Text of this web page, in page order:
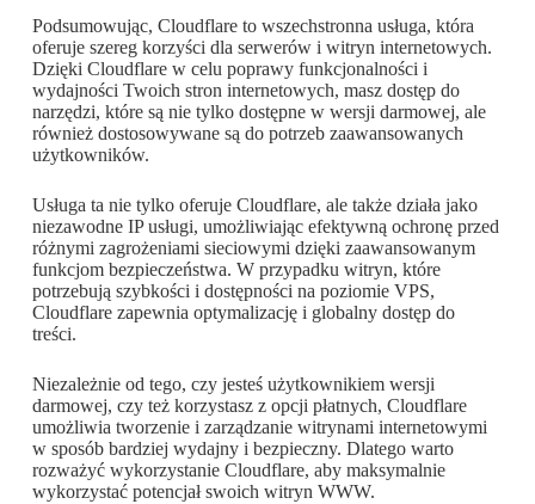
Podsumowując, Cloudflare to wszechstronna usługa, która
oferuje szereg korzyści dla serwerów i witryn internetowych.
Dzięki Cloudflare w celu poprawy funkcjonalności i
wydajności Twoich stron internetowych, masz dostęp do
narzędzi, które są nie tylko dostępne w wersji darmowej, ale
również dostosowywane są do potrzeb zaawansowanych
użytkowników.
Usługa ta nie tylko oferuje Cloudflare, ale także działa jako
niezawodne IP usługi, umożliwiając efektywną ochronę przed
różnymi zagrożeniami sieciowymi dzięki zaawansowanym
funkcjom bezpieczeństwa. W przypadku witryn, które
potrzebują szybkości i dostępności na poziomie VPS,
Cloudflare zapewnia optymalizację i globalny dostęp do
treści.
Niezależnie od tego, czy jesteś użytkownikiem wersji
darmowej, czy też korzystasz z opcji płatnych, Cloudflare
umożliwia tworzenie i zarządzanie witrynami internetowymi
w sposób bardziej wydajny i bezpieczny. Dlatego warto
rozważyć wykorzystanie Cloudflare, aby maksymalnie
wykorzystać potencjał swoich witryn WWW.